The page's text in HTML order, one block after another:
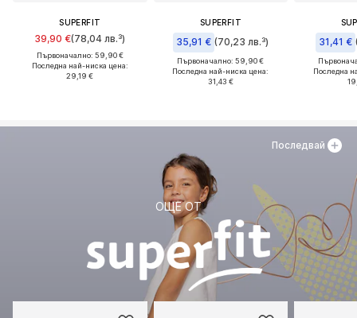
SUPERFIT
39,90 €(78,04 лв.³)
Първоначално: 59,90 €
Последна най-ниска цена:
29,19 €
SUPERFIT
35,91 € (70,23 лв.³)
Първоначално: 59,90 €
Последна най-ниска цена:
31,43 €
31,41 €
Последна
ОЩЕ ОТ
Последвай